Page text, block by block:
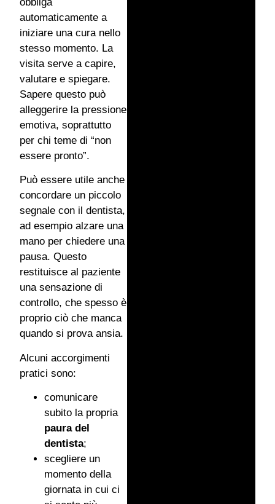
automaticamente a
iniziare una cura nello
stesso momento. La
visita serve a capire,
valutare e spiegare.
Sapere questo può
alleggerire la pressione
emotiva, soprattutto
per chi teme di “non
essere pronto”.
Può essere utile anche
concordare un piccolo
segnale con il dentista,
ad esempio alzare una
mano per chiedere una
pausa. Questo
restituisce al paziente
una sensazione di
controllo, che spesso è
proprio ciò che manca
quando si prova ansia.
Alcuni accorgimenti
pratici sono:
comunicare
subito la propria
paura del
dentista;
scegliere un
momento della
giornata in cui ci